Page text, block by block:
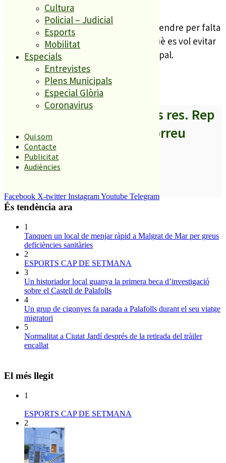
Cultura
Policial – Judicial
Esports
Mobilitat
Especials
Entrevistes
Plens Municipals
Especial Glòria
Coronavirus
Qui som
Contacte
Publicitat
Audiències
Facebook X-twitter InstagramYoutube Telegram
participants.
Algunes activitats s’han hagut de suspendre per falta
de quòrum, i és precisament això el què es vol evitar
amb aquesta col·laboració intermunicipal.
A partir d’ara no et perdis res. Rep
els titulars al teu correu
SUBSCRIURE’M
És tendència ara
1
Tanquen un local de menjar ràpid a Malgrat de Mar per greus
deficiències sanitàries
2
ESPORTS CAP DE SETMANA
3
Un historiador local guanya la primera beca d’investigació
sobre el Castell de Palafolls
4
Un grup de cigonyes fa parada a Palafolls durant el seu viatge
migratori
5
Normalitat a Ciutat Jardí després de la retirada del tràiler
encallat
El més llegit
1
ESPORTS CAP DE SETMANA
2